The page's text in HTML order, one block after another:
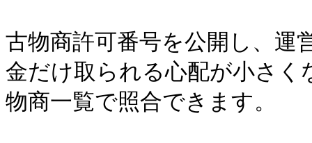
古物商許可番号を公開し、運
金だけ取られる心配が小さく
物商一覧で照合できます。